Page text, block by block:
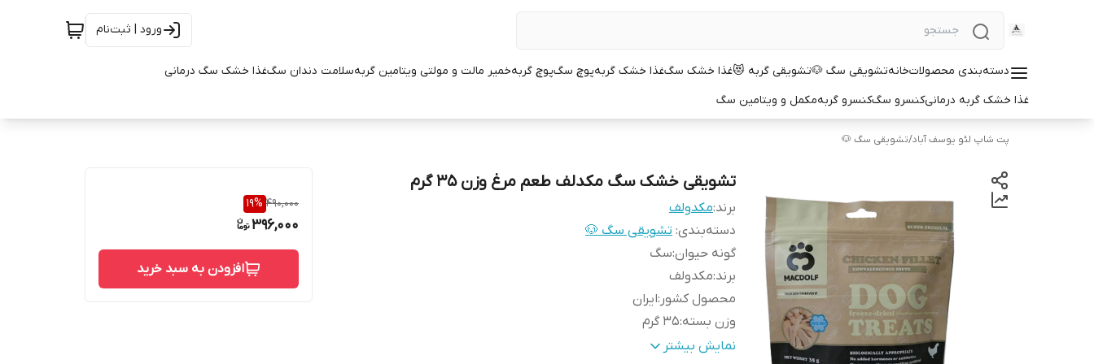
ورود | ثبت‌نام
دسته‌بندی محصولاتخانهتشویقی سگ 🐶تشویقی گربه 😻غذا خشک سگغذا خشک گربهپوچ سگپوچ گربهخمیر مالت و مولتی ویتامین گربهسلامت دندان سگغذا خشک سگ درمانی
غذا خشک گربه درمانیکنسرو سگکنسرو گربهمکمل و ویتامین سگ
پت شاپ لئو یوسف آباد/تشویقی سگ 🐶
تشویقی خشک سگ مکدلف طعم مرغ وزن 35 گرم
برند:مکدولف
دسته‌بندی: تشویقی سگ 🐶
گونه حیوان:سگ
برند:مکدولف
محصول کشور :ایران
وزن بسته:35 گرم
طعم:مرغ
نمایش بیشتر
490,000
19%
396,000
افزودن به سبد خرید